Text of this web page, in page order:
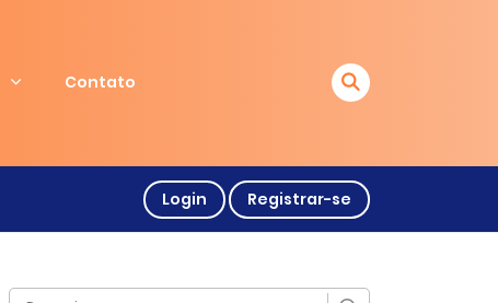
Contato
Login Registrar-se